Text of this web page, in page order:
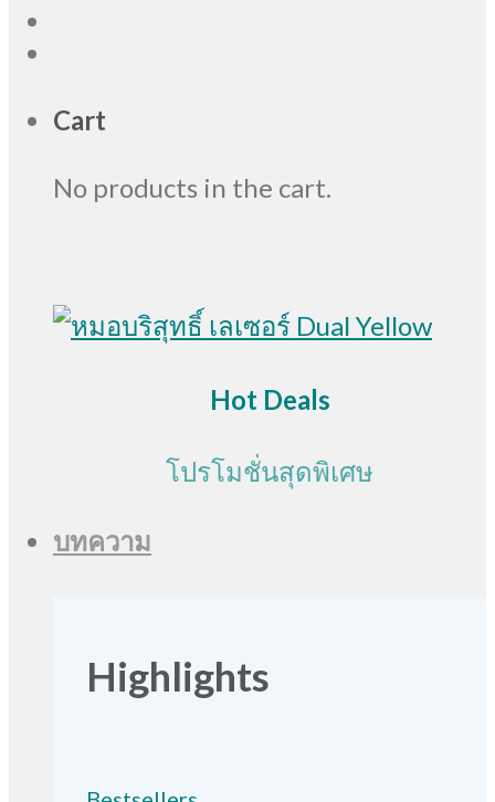
Cart
No products in the cart.
Hot Deals
โปรโมชั่นสุดพิเศษ
บทความ
Highlights